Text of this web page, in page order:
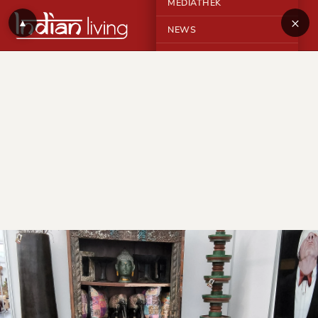
MEDIATHEK
NEWS ×
▲